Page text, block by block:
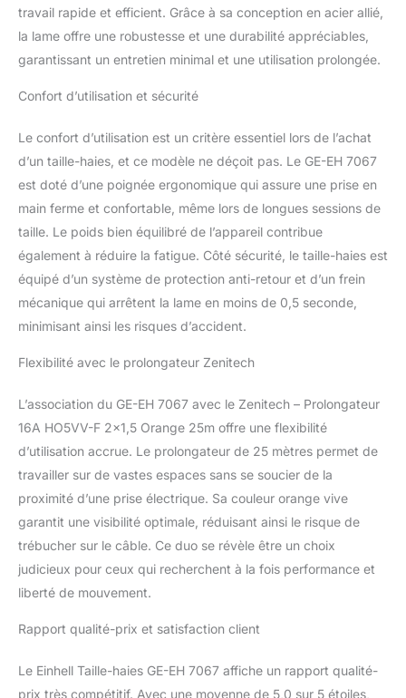
travail rapide et efficient. Grâce à sa conception en acier allié,
la lame offre une robustesse et une durabilité appréciables,
garantissant un entretien minimal et une utilisation prolongée.
Confort d’utilisation et sécurité
Le confort d’utilisation est un critère essentiel lors de l’achat
d’un taille-haies, et ce modèle ne déçoit pas. Le GE-EH 7067
est doté d’une poignée ergonomique qui assure une prise en
main ferme et confortable, même lors de longues sessions de
taille. Le poids bien équilibré de l’appareil contribue
également à réduire la fatigue. Côté sécurité, le taille-haies est
équipé d’un système de protection anti-retour et d’un frein
mécanique qui arrêtent la lame en moins de 0,5 seconde,
minimisant ainsi les risques d’accident.
Flexibilité avec le prolongateur Zenitech
L’association du GE-EH 7067 avec le Zenitech – Prolongateur
16A HO5VV-F 2×1,5 Orange 25m offre une flexibilité
d’utilisation accrue. Le prolongateur de 25 mètres permet de
travailler sur de vastes espaces sans se soucier de la
proximité d’une prise électrique. Sa couleur orange vive
garantit une visibilité optimale, réduisant ainsi le risque de
trébucher sur le câble. Ce duo se révèle être un choix
judicieux pour ceux qui recherchent à la fois performance et
liberté de mouvement.
Rapport qualité-prix et satisfaction client
Le Einhell Taille-haies GE-EH 7067 affiche un rapport qualité-
prix très compétitif. Avec une moyenne de 5,0 sur 5 étoiles,